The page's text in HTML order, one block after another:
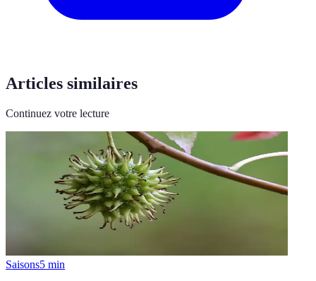
Articles similaires
Continuez votre lecture
Saisons5 min